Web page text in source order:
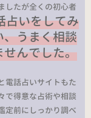
したが全くの初心者
占いをしてみ
うまく相談
んでした。
電話占いサイトもた
で得意な占術や相談
定前にしっかり調べ